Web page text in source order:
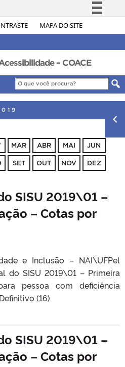
MAPA DO SITE
Simplifique!
Legislação
Canais
– COACE
MAR ABR MAI JUN
SET OUT NOV DEZ
SISU 2019\01 –
– Cotas por
e Inclusão – NAI\UFPel
do SISU 2019\01 – Primeira
pessoa com deficiência
(16)
SISU 2019\01 –
– Cotas por